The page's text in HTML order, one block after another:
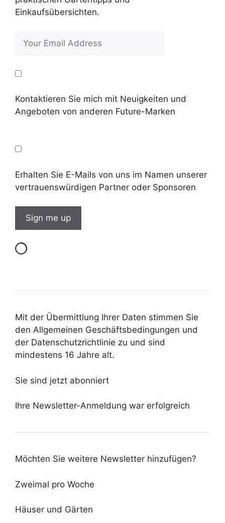
Einkaufsübersichten.
Kontaktieren Sie mich mit Neuigkeiten und
Angeboten von anderen Future-Marken
Erhalten Sie E-Mails von uns im Namen unserer
vertrauenswürdigen Partner oder Sponsoren
Mit der Übermittlung Ihrer Daten stimmen Sie
den Allgemeinen Geschäftsbedingungen und
der Datenschutzrichtlinie zu und sind
mindestens 16 Jahre alt.
Sie sind jetzt abonniert
Ihre Newsletter-Anmeldung war erfolgreich
Möchten Sie weitere Newsletter hinzufügen?
Zweimal pro Woche
Häuser und Gärten